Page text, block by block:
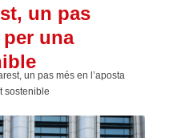
un pas
per una
un pas més en l’aposta
sostenible